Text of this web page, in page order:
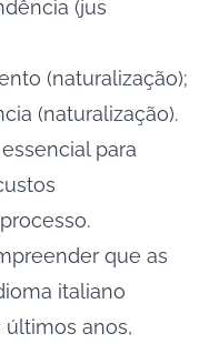
(jus
(naturalização);
(naturalização).
para
que as
italiano
últimos anos,